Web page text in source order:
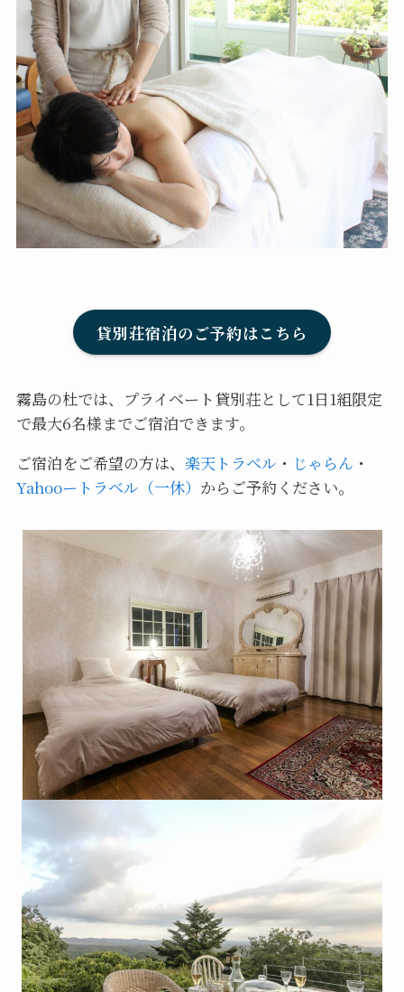
貸別荘宿泊のご予約はこちら
霧島の杜では、プライベート貸別荘として1日1組限定
で最大6名様までご宿泊できます。
ご宿泊をご希望の方は、 楽天トラベル ・ じゃらん ・
Yahooートラベル（一休） からご予約ください。